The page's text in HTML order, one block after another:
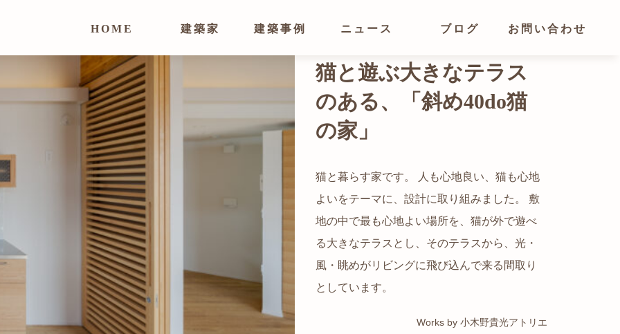
HOME 建築家 建築事例 ニュース ブログ お問い合わせ
猫と暮らす家です。 人も心地良い、猫も心地
よいをテーマに、設計に取り組みました。 敷
地の中で最も心地よい場所を、猫が外で遊べ
る大きなテラスとし、そのテラスから、光・
風・眺めがリビングに飛び込んで来る間取り
としています。
Works by 小木野貴光アトリエ
光が溢れ、広がりある
都心でありながらも緑の多いエリアです。 そ
の緑の借景も取り入れること、窓の配置を工
夫することで、光を取り入れながらも、カー
テンを閉じずに生活できる様設計していま
す。
Works by トレイルアーキテクツ 一級建築士事務所
自然の中の岩山を切り開いて造った、ワイル
ドなゲストハウスをイメージした空間が広が
る都市型住宅です。
Works by ZAG空間設計舎
かつての機織り工場が、その趣を残しつつ孫
世帯の住居へと蘇りました。
Works by ZAG空間設計舎